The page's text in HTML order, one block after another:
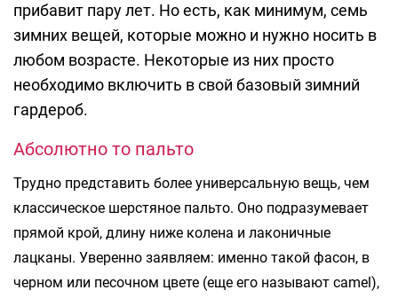
прибавит пару лет. Но есть, как минимум, семь
зимних вещей, которые можно и нужно носить в
любом возрасте. Некоторые из них просто
необходимо включить в свой базовый зимний
гардероб.
Абсолютно то пальто
Трудно представить более универсальную вещь, чем
классическое шерстяное пальто. Оно подразумевает
прямой крой, длину ниже колена и лаконичные
лацканы. Уверенно заявляем: именно такой фасон, в
черном или песочном цвете (еще его называют camel),